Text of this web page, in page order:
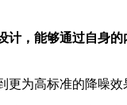
计，能够通过自身
为高标准的降噪效